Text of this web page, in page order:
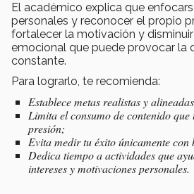
El académico explica que
personales y reconocer el propio
fortalecer la motivación y
emocional que puede provocar la
constante.
Para lograrlo, te recomienda:
Establece metas realistas y
Limita el consumo de contenido
presión;
Evita medir tu éxito únicamente con
Dedica tiempo a actividades que
intereses y motivaciones personales.